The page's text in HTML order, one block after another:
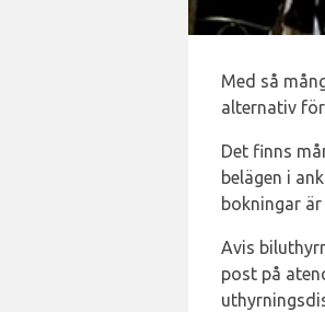
Med så
alternativ
Det finns
belägen i
bokningar
Avis
post på